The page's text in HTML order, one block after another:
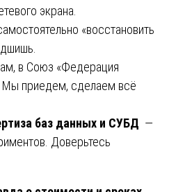
экрана.
«восстановить
в Союз «Федерация
Мы приедем, сделаем всё
баз данных и СУБД —
Доверьтесь